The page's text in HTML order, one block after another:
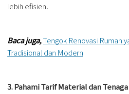
lebih efisien.
Baca juga,Tengok Renovasi Rumah
Tradisional dan Modern
3. Pahami Tarif Material dan